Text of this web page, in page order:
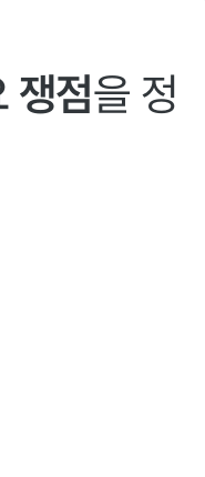
쟁점을 정